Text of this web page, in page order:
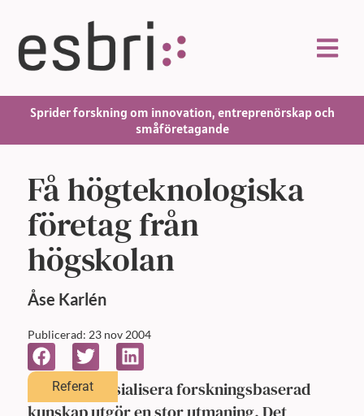
Sprider forskning om innovation, entreprenörskap och
småföretagande
Få högteknologiska
företag från
högskolan
Åse Karlén
Publicerad: 23 nov 2004
Referat
Att kommersialisera forskningsbaserad